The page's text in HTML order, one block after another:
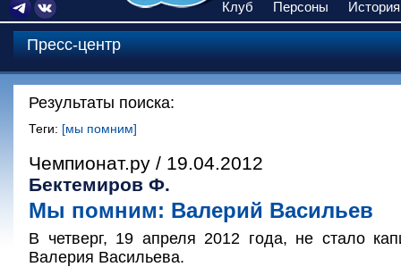
Клуб Персоны История
Пресс-центр
Результаты поиска:
Теги: [мы помним]
Чемпионат.ру / 19.04.2012
Бектемиров Ф.
Мы помним: Валерий Васильев
В четверг, 19 апреля 2012 года, не стало
Валерия Васильева.